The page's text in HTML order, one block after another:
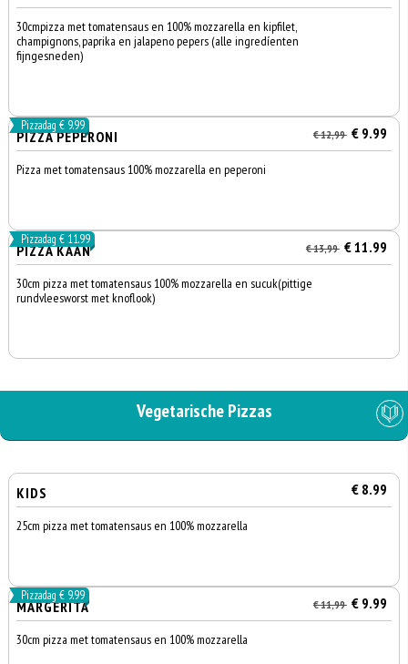
30cmpizza met tomatensaus en 100% mozzarella en kipfilet,
champignons, paprika en jalapeno pepers (alle ingredíenten
fijngesneden)
Pizzadag € 9.99
PIZZA PEPERONI € 12,99 € 9.99
Pizza met tomatensaus 100% mozzarella en peperoni
Pizzadag € 11.99
PIZZA KAAN € 13,99 € 11.99
30cm pizza met tomatensaus 100% mozzarella en sucuk(pittige
rundvleesworst met knoflook)
Vegetarische Pizzas
KIDS € 8.99
25cm pizza met tomatensaus en 100% mozzarella
Pizzadag € 9.99
MARGERITA € 11,99 € 9.99
30cm pizza met tomatensaus en 100% mozzarella